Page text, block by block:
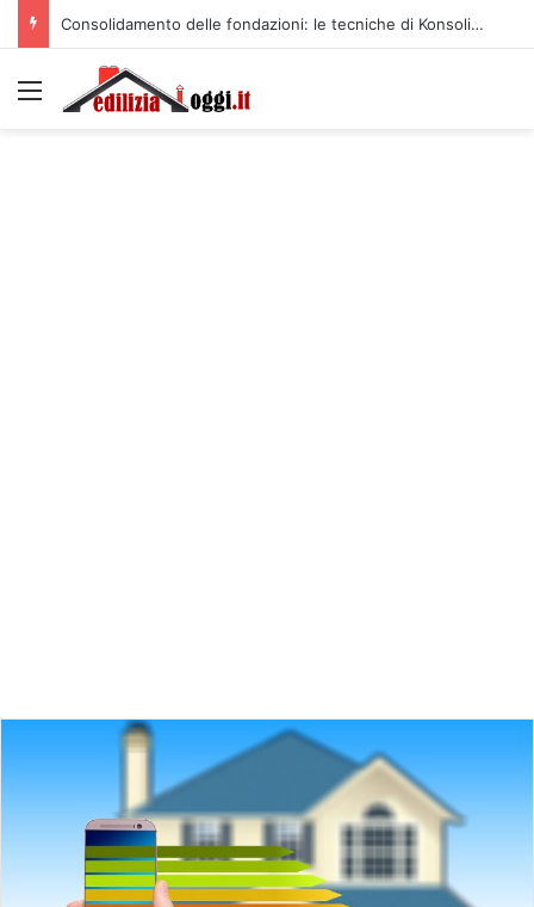
Consolidamento delle fondazioni: le tecniche di Konsolida per un risultato duraturo
Menu